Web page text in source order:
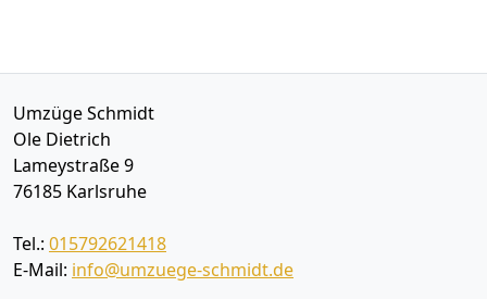
Umzüge Schmidt
Ole Dietrich
Lameystraße 9
76185 Karlsruhe
Tel.: 015792621418
E-Mail: info@umzuege-schmidt.de